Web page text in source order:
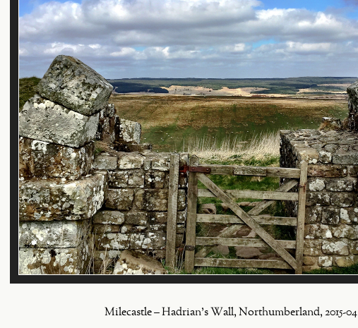
Milecastle – Hadrian's Wall, Northumberland, 2015-04